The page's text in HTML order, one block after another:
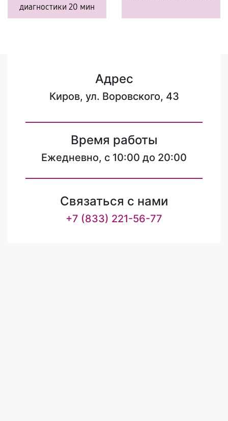
диагностики 20 мин
Адрес
Киров, ул. Воровского, 43
Время работы
Ежедневно, с 10:00 до 20:00
Связаться с нами
+7 (833) 221-56-77